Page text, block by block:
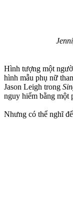
Hình tượng một
hình mẫu phụ nữ
Jason Leigh trong
nguy hiểm bằng một
Nhưng có thể nghĩ